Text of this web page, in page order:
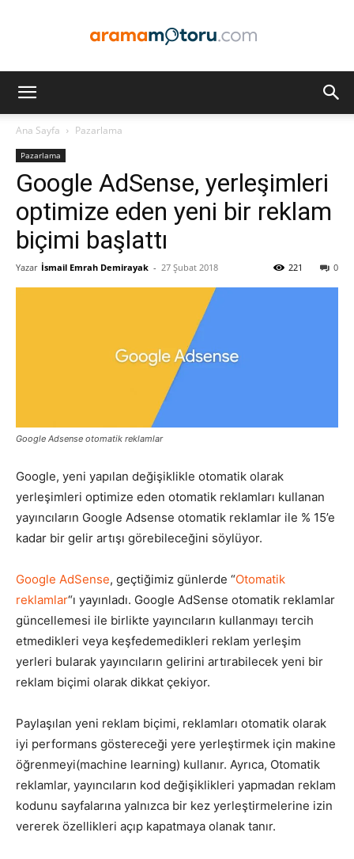
SEO,
SEM,
ASO,
Tasarım,
UI/UX
Ana Sayfa Pazarlama
Pazarlama
Google AdSense, yerleşimleri
optimize eden yeni bir reklam
biçimi başlattı
Yazar İsmail Emrah Demirayak - 27 Şubat 2018 0
221
Google Adsense otomatik reklamlar
Google, yeni yapılan değişiklikle otomatik olarak
yerleşimleri optimize eden otomatik reklamları kullanan
yayıncıların Google Adsense otomatik reklamlar ile % 15’e
kadar bir gelir artışı görebileceğini söylüyor.
Google AdSense, geçtiğimiz günlerde “Otomatik
reklamlar“ı yayınladı. Google AdSense otomatik reklamlar
güncellemesi ile birlikte yayıncıların kullanmayı tercih
etmedikleri veya keşfedemedikleri reklam yerleşim
yerleri bularak yayıncıların gelirini artırabilecek yeni bir
reklam biçimi olarak dikkat çekiyor.
Paylaşılan yeni reklam biçimi, reklamları otomatik olarak
iyi performans göstereceği yere yerleştirmek için makine
öğrenmeyi(machine learning) kullanır. Ayrıca, Otomatik
reklamlar, yayıncıların kod değişiklikleri yapmadan reklam
kodunu sayfalarına yalnızca bir kez yerleştirmelerine izin
vererek özellikleri açıp kapatmaya olanak tanır.